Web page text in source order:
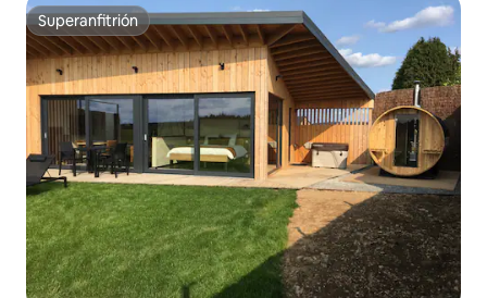
Superanfitrión
Superanfitrión